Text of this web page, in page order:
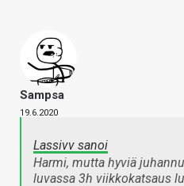
Sampsa
19.6.2020
Lassivv sanoi
Harmi, mutta hyviä
luvassa 3h viikkokatsaus